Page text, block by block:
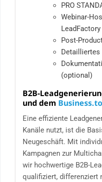
PRO
Webinar-
LeadFactory
Post-
Detailliertes
(optional)
B2B-
und dem
Eine effiziente
Kanäle nutzt, ist die
Neugeschäft. Mit
Kampagnen zur
wir hochwertige B2B-
qualifiziert, differenziert